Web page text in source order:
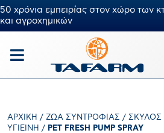
50 χρόνια εμπειρίας στον χώρο των
και αγροχημικών
ΑΡΧΙΚΉ / ΖΏΑ ΣΥΝΤΡΟΦΙΆΣ / ΣΚΎΛΟΣ
ΥΓΙΕΙΝΉ / PET FRESH PUMP SPRAY